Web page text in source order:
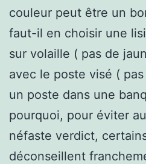
couleur peut être un
faut-il en choisir une
sur volaille ( pas de
avec le poste visé (
un poste dans une
pourquoi, pour éviter
néfaste verdict,
déconseillent